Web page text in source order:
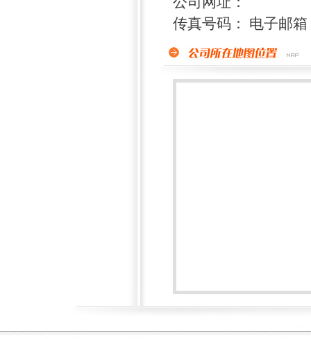
传真号码： 电子邮箱